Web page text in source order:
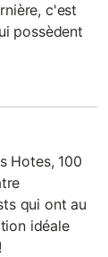
c'est
possèdent
Hotes, 100
qui ont au
idéale